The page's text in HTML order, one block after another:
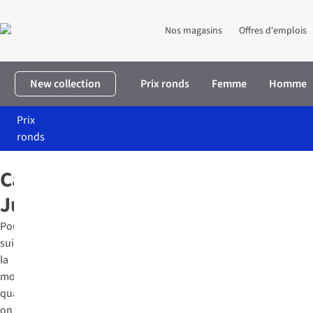
Nos magasins Offres d'emplois
New collection Prix ronds Femme Homme
Prix
ronds
Catwalk
Junkie
Pourquoi
suivre
la
mode
quand